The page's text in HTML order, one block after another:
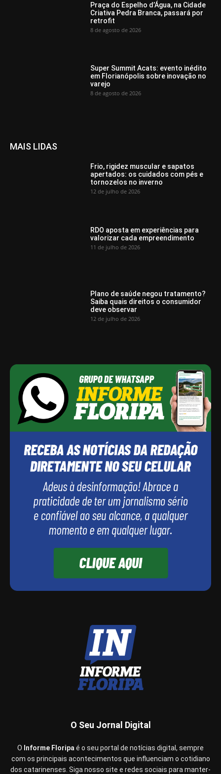
Praça do Espelho d’Água, na Cidade
Criativa Pedra Branca, passará por
retrofit
8 de agosto de 2026
Super Summit Acats: evento inédito
em Florianópolis sobre inovação no
varejo
8 de agosto de 2026
MAIS LIDAS
Frio, rigidez muscular e sapatos
apertados: os cuidados com pés e
tornozelos no inverno
12 de julho de 2026
RDO aposta em experiências para
valorizar cada empreendimento
11 de julho de 2026
Plano de saúde negou tratamento?
Saiba quais direitos o consumidor
deve observar
12 de julho de 2026
O Seu Jornal Digital
O Informe Floripa é o seu portal de notícias digital, sempre
com os principais acontecimentos que influenciam o cotidiano
dos catarinenses. Siga nosso site e redes sociais para manter-